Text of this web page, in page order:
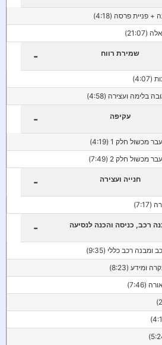
+ פניית פרסה (4:18)
שמירת רווח -
בלימה ועצירה (4:58)
עקיפה -
מכשול חלק 1 (4:19)
מכשול חלק 2 (7:49)
חנייה ועצירה -
רכב, כניסה והכנה לנסיעה -
ומבנה רכב כללי (9:35)
ומידע (8:23)
(7:46)